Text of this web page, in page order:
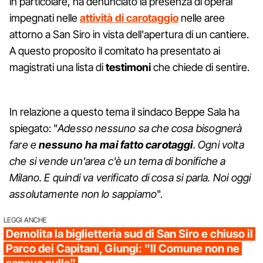
impegnati nelleattività di carotaggio nelle aree
attorno a San Siro in vista dell'apertura di un cantiere.
A questo proposito il comitato ha presentato ai
magistrati una lista ditestimoniche chiede di sentire.
In relazione a questo tema il sindaco Beppe Sala ha
spiegato: "Adesso nessuno sa che cosa bisognerà
fare enessuno ha mai fatto carotaggi. Ogni volta
che si vende un'area c'è un tema di bonifiche a
Milano. E quindi va verificato di cosa si parla. Noi oggi
assolutamente non lo sappiamo".
LEGGI ANCHE
Demolita la biglietteria sud di San Siro e chiuso il
Parco dei Capitani, Giungi: "Il Comune non ne